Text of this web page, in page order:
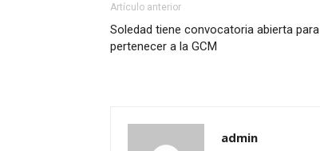
Artículo anterior
Soledad tiene convocatoria abierta para
pertenecer a la GCM
admin